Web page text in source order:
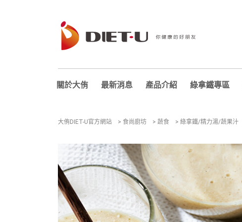
關於大侑 最新消息 產品介紹 綠拿鐵專區
大侑DIET-U官方網站 > 食尚廚坊 > 蔬食 > 綠拿鐵/精力湯/蔬果汁